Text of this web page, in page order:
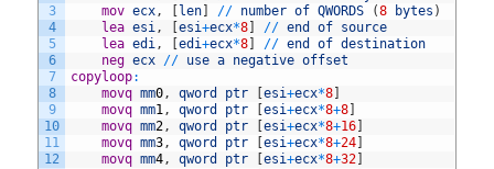
3
4
5
6
7
8
9
10
11
12
	mov
ecx, len // number of QWORDS (8 bytes )
	lea
esi, [esi+ecx*8 // end of source
	lea
edi, [edi+ecx*8 // end of destination
	neg
ecx // use a negative offset
copyloop:
	movq
mm0, qword ptr [esi+ecx*8
	movq
mm1, qword ptr [esi+ecx*8+8
	movq
mm2, qword ptr [esi+ecx*8+16
	movq
mm3, qword ptr [esi+ecx*8+24
	movq
mm4, qword ptr [esi+ecx*8+32